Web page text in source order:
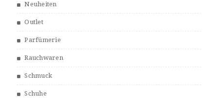
Neuheiten
Outlet
Parfümerie
Rauchwaren
Schmuck
Schuhe